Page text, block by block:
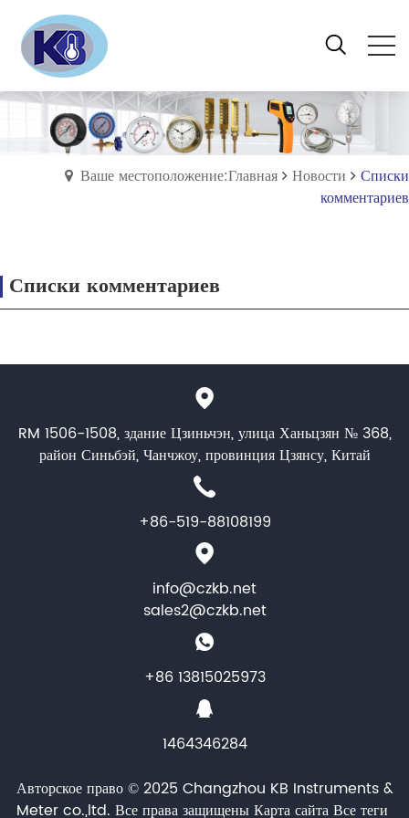
Ваше местоположение:Главная Новости
Списки
комментариев
Списки комментариев
RM 1506-1508, здание Цзиньчэн, улица Ханьцзян № 368,
район Синьбэй, Чанчжоу, провинция Цзянсу, Китай
+86-519-88108199
info@czkb.net
sales2@czkb.net
+86 13815025973
1464346284
Авторское право © 2025 Changzhou KB Instruments &
Meter co.,ltd. Все права защищеныКарта сайтаВсе теги